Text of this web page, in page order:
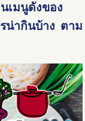
เมนูดังของ
น่ากินบ้าง ตาม